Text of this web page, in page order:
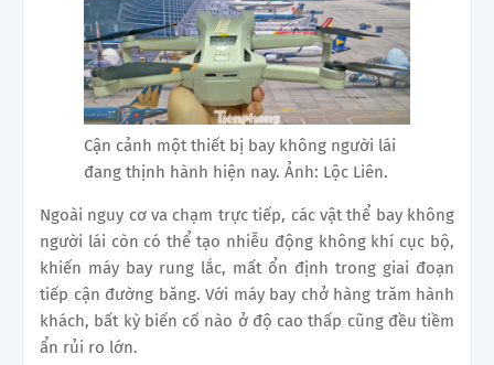
Cận cảnh một thiết bị bay không người lái
đang thịnh hành hiện nay. Ảnh: Lộc Liên.
Ngoài nguy cơ va chạm trực tiếp, các vật thể bay không
người lái còn có thể tạo nhiễu động không khí cục bộ,
khiến máy bay rung lắc, mất ổn định trong giai đoạn
tiếp cận đường băng. Với máy bay chở hàng trăm hành
khách, bất kỳ biến cố nào ở độ cao thấp cũng đều tiềm
ẩn rủi ro lớn.